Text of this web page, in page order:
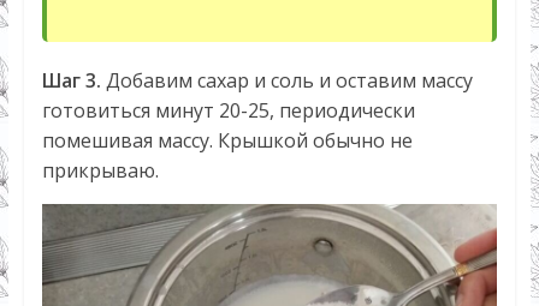
Шаг 3. Добавим сахар и соль и оставим массу
готовиться минут 20-25, периодически
помешивая массу. Крышкой обычно не
прикрываю.